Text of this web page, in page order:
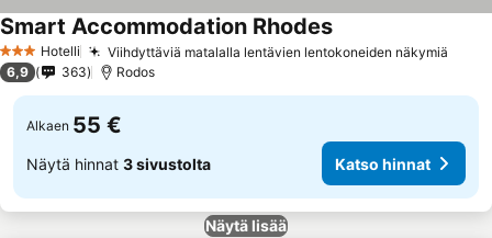
3 Tähtiluokitus
Hotelli Viihdyttäviä matalalla lentävien lentokoneiden näkymiä
Smart Accommodation Rhodes
6,9 363 Rodos
Alkaen 55 €
Näytä hinnat 3 sivustolta Katso hinnat
Näytä lisää